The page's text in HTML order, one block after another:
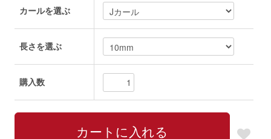
カールを選ぶ
長さを選ぶ
購入数